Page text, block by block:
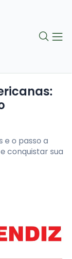
e o passo a
conquistar sua